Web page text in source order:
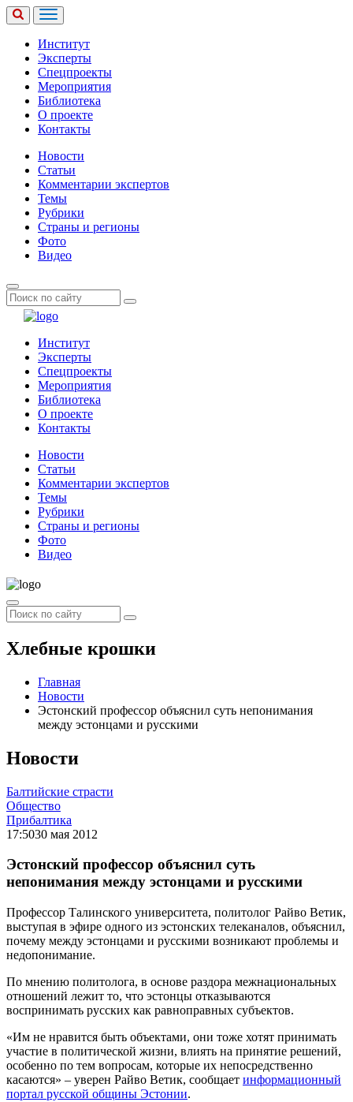
Институт
Эксперты
Спецпроекты
Мероприятия
Библиотека
О проекте
Контакты
Новости
Статьи
Комментарии экспертов
Темы
Рубрики
Страны и регионы
Фото
Видео
Институт
Эксперты
Спецпроекты
Мероприятия
Библиотека
О проекте
Контакты
Новости
Статьи
Комментарии экспертов
Темы
Рубрики
Страны и регионы
Фото
Видео
Хлебные крошки
Главная
Новости
Эстонский профессор объяснил суть непонимания
между эстонцами и русскими
Новости
Балтийские страсти
Общество
Прибалтика
17:5030 мая 2012
Эстонский профессор объяснил суть
непонимания между эстонцами и русскими
Профессор Талинского университета, политолог Райво Ветик,
выступая в эфире одного из эстонских телеканалов, объяснил,
почему между эстонцами и русскими возникают проблемы и
недопонимание.
По мнению политолога, в основе раздора межнациональных
отношений лежит то, что эстонцы отказываются
воспринимать русских как равноправных субъектов.
«Им не нравится быть объектами, они тоже хотят принимать
участие в политической жизни, влиять на принятие решений,
особенно по тем вопросам, которые их непосредственно
касаются» – уверен Райво Ветик, сообщает информационный
портал русской общины Эстонии.